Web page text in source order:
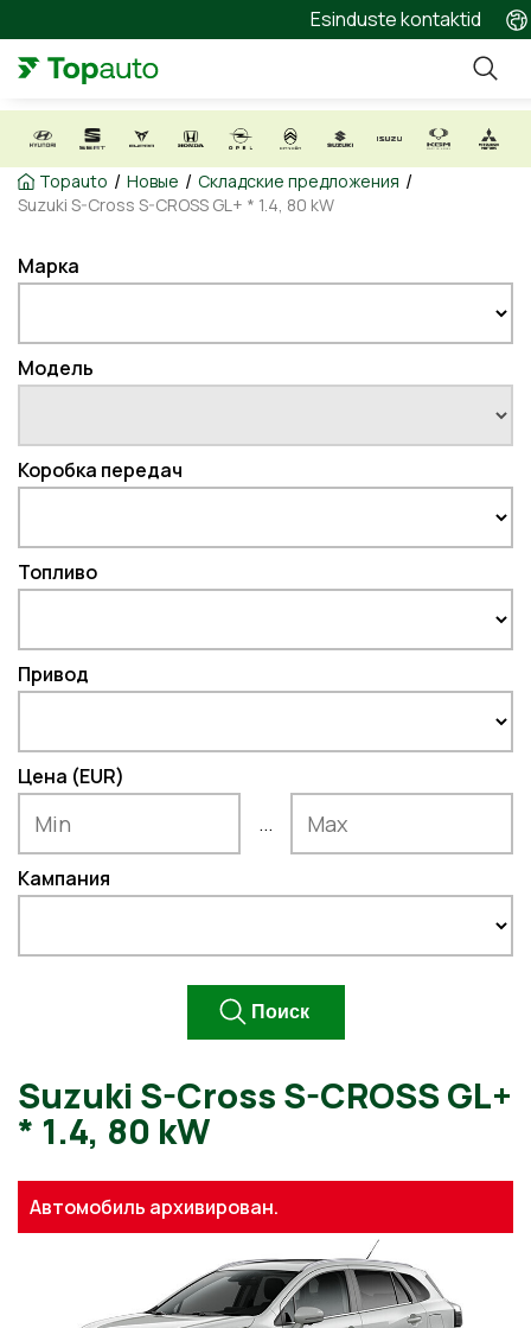
Esinduste kontaktid
Topauto / Новые / Складские предложения /
Suzuki S-Cross S-CROSS GL+ * 1.4, 80 kW
Марка
Модель
Коробка передач
Топливо
Привод
Цена (EUR)
...
Кампания
Suzuki S-Cross S-CROSS
* 1.4, 80 kW
Автомобиль архивирован.